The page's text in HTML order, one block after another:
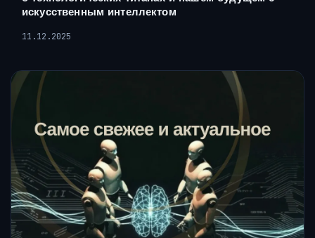
искусственным интеллектом
11.12.2025